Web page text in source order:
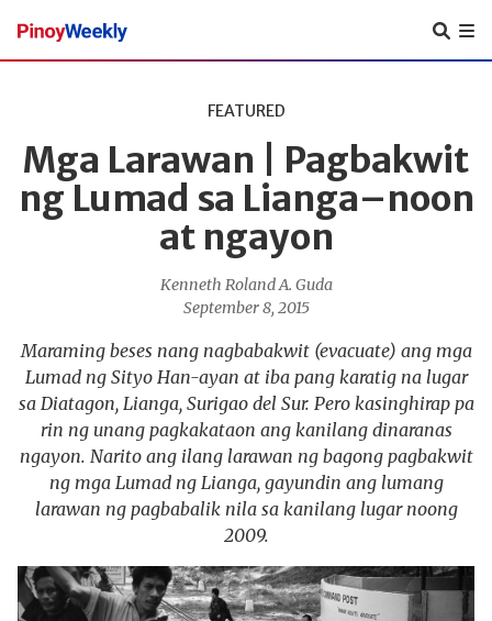
Pinoy
Weekly
FEATURED
Mga Larawan | Pagbakwit
ng Lumad sa Lianga–noon
at ngayon
Kenneth Roland A. Guda
September 8, 2015
Maraming beses nang nagbabakwit (evacuate) ang mga
Lumad ng Sityo Han-ayan at iba pang karatig na lugar
sa Diatagon, Lianga, Surigao del Sur. Pero kasinghirap pa
rin ng unang pagkakataon ang kanilang dinaranas
ngayon. Narito ang ilang larawan ng bagong pagbakwit
ng mga Lumad ng Lianga, gayundin ang lumang
larawan ng pagbabalik nila sa kanilang lugar noong
2009.